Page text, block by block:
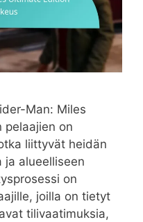
Man: Miles
pelaajien on
liittyvät heidän
ja alueelliseen
on
joilla on tietyt
tilivaatimuksia,